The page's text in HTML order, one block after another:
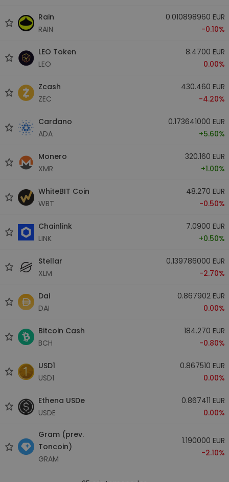
Rain
RAIN
0.010898960 EUR
-0.10%
LEO Token
LEO
8.4700 EUR
0.00%
Zcash
ZEC
430.460 EUR
-4.20%
Cardano
ADA
0.173641000 EUR
+5.60%
Monero
XMR
320.160 EUR
+1.00%
WhiteBIT Coin
WBT
48.270 EUR
-0.50%
Chainlink
LINK
7.0900 EUR
+0.50%
Stellar
XLM
0.139786000 EUR
-2.70%
Dai
DAI
0.867902 EUR
0.00%
Bitcoin Cash
BCH
184.270 EUR
-0.80%
USD1
USD1
0.867510 EUR
0.00%
Ethena USDe
USDE
0.867411 EUR
0.00%
Gram (prev.
Toncoin)
GRAM
1.190000 EUR
-2.10%